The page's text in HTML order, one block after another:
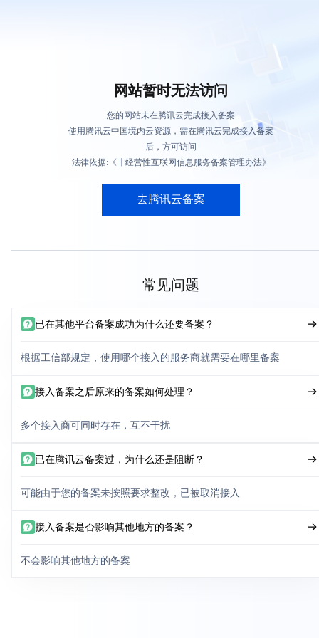
网站暂时无法访问
您的网站未在腾讯云完成接入备案
使用腾讯云中国境内云资源，需在腾讯云完成接入备案
后，方可访问
法律依据:《非经营性互联网信息服务备案管理办法》
去腾讯云备案
常见问题
已在其他平台备案成功为什么还要备案？
根据工信部规定，使用哪个接入的服务商就需要在哪里备案
接入备案之后原来的备案如何处理？
多个接入商可同时存在，互不干扰
已在腾讯云备案过，为什么还是阻断？
可能由于您的备案未按照要求整改，已被取消接入
接入备案是否影响其他地方的备案？
不会影响其他地方的备案